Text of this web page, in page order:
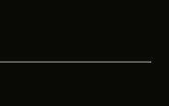
un nouvel onglet